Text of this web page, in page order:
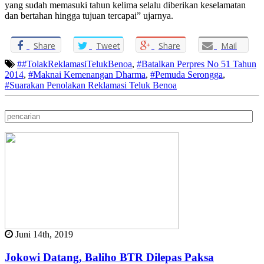
yang sudah memasuki tahun kelima selalu diberikan keselamatan
dan bertahan hingga tujuan tercapai” ujarnya.
Share Tweet Share Mail
##TolakReklamasiTelukBenoa, #Batalkan Perpres No 51 Tahun
2014, #Maknai Kemenangan Dharma, #Pemuda Serongga,
#Suarakan Penolakan Reklamasi Teluk Benoa
Juni 14th, 2019
Jokowi Datang, Baliho BTR Dilepas Paksa